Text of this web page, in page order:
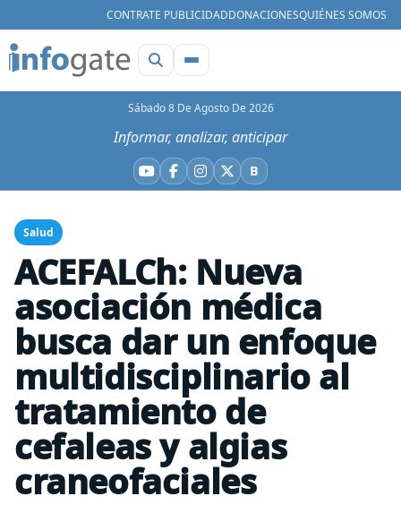
CONTRATE PUBLICIDADDONACIONESQUIÉNES SOMOS
Sábado 8 De Agosto De 2026
Informar, analizar, anticipar
YouTube
Facebook
Instagram
X BBluesky
Salud
ACEFALCh: Nueva
asociación médica
busca dar un enfoque
multidisciplinario al
tratamiento de
cefaleas y algias
craneofaciales